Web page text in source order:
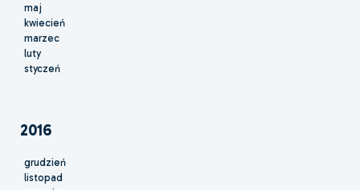
maj
kwiecień
marzec
luty
styczeń
2016
grudzień
listopad